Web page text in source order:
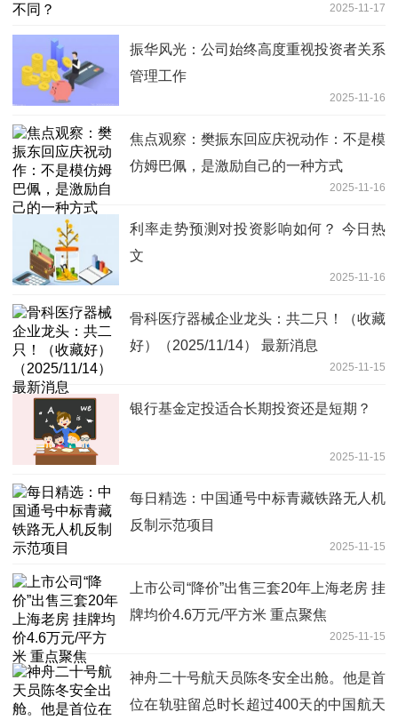
2025-11-17
振华风光：公司始终高度重视投资者关系
管理工作
2025-11-16
焦点观察：樊振东回应庆祝动作：不是模
仿姆巴佩，是激励自己的一种方式
2025-11-16
利率走势预测对投资影响如何？ 今日热
文
2025-11-16
骨科医疗器械企业龙头：共二只！（收藏
好）（2025/11/14） 最新消息
2025-11-15
银行基金定投适合长期投资还是短期？
2025-11-15
每日精选：中国通号中标青藏铁路无人机
反制示范项目
2025-11-15
上市公司“降价”出售三套20年上海老房 挂
牌均价4.6万元/平方米 重点聚焦
2025-11-15
神舟二十号航天员陈冬安全出舱。他是首
位在轨驻留总时长超过400天的中国航天